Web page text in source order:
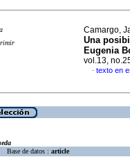
Camargo,
Una
Eugenia
vol.13,
· texto en
Base de datos : article